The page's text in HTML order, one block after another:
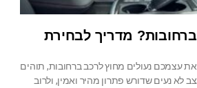
מדריך לבחירת
נעולים מחוץ לרכב ברחובות, תוהים
לא נעים שדורש פתרון מהיר ואמין, ולרוב